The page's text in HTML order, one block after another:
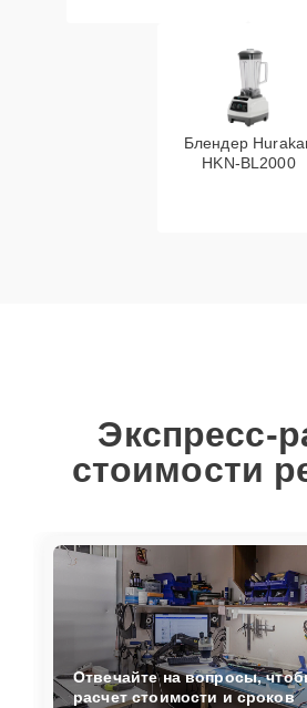
Блендер
HKN‑BL2000
Экспресс-
стоимости
Отвечайте на вопросы,
расчет стоимости и сроков